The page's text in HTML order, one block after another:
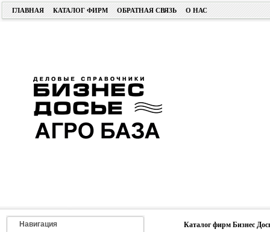
ГЛАВНАЯ КАТАЛОГ ФИРМ ОБРАТНАЯ СВЯЗЬ О НАС
Навигация Каталог фирм Бизнес